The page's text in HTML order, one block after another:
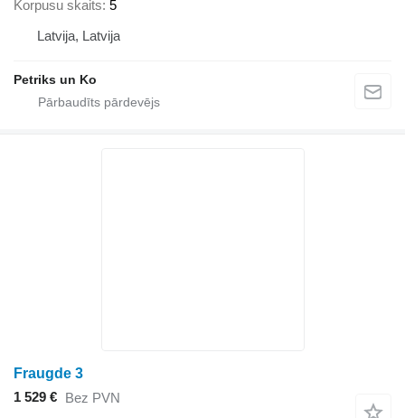
Korpusu skaits 5
Latvija, Latvija
Petriks un Ko
Fraugde 3
1 529 € Bez PVN